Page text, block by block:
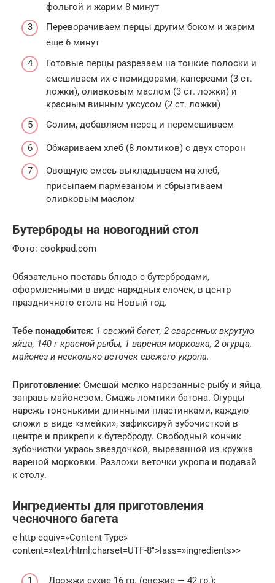
фольгой и жарим 8 минут
Переворачиваем перцы другим боком и жарим
еще 6 минут
Готовые перцы разрезаем на тонкие полоски и
смешиваем их с помидорами, каперсами (3 ст.
ложки), оливковым маслом (3 ст. ложки) и
красным винным уксусом (2 ст. ложки)
Солим, добавляем перец и перемешиваем
Обжариваем хлеб (8 ломтиков) с двух сторон
Овощную смесь выкладываем на хлеб,
присыпаем пармезаном и сбрызгиваем
оливковым маслом
Бутерброды на новогодний стол
Фото: cookpad.com
Обязательно поставь блюдо с бутербродами,
оформленными в виде нарядных елочек, в центр
праздничного стола на Новый год.
Тебе понадобится: 1 свежий багет, 2 сваренных вкрутую
яйца, 140 г красной рыбы, 1 вареная морковка, 2 огурца,
майонез и несколько веточек свежего укропа.
Приготовление: Смешай мелко нарезанные рыбу и яйца,
заправь майонезом. Смажь ломтики батона. Огурцы
нарежь тоненькими длинными пластинками, каждую
сложи в виде «змейки», зафиксируй зубочисткой в
центре и прикрепи к бутерброду. Свободный кончик
зубочистки укрась звездочкой, вырезанной из кружка
вареной морковки. Разложи веточки укропа и подавай
к столу.
Ингредиенты для приготовления
чесночного багета
c http-equiv=»Content-Type»
content=»text/html;charset=UTF-8″>lass=»ingredients»>
Дрожжи сухие 16 гр. (свежие — 42 гр.);